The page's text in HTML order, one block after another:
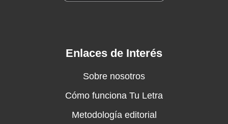
Enlaces de Interés
Sobre nosotros
Cómo funciona Tu Letra
Metodología editorial